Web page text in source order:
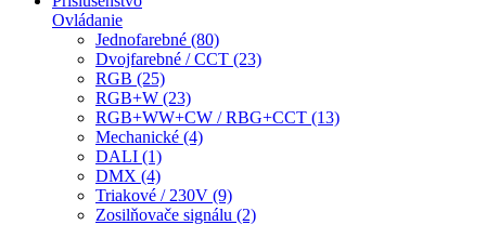
Ovládanie
Jednofarebné (80)
Dvojfarebné / CCT (23)
RGB (25)
RGB+W (23)
RGB+WW+CW / RBG+CCT (13)
Mechanické (4)
DALI (1)
DMX (4)
Triakové / 230V (9)
Zosilňovače signálu (2)